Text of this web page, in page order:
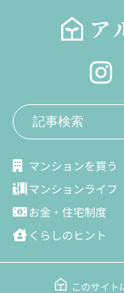
マンションを買う
マンションライフ
お金・住宅制度
くらしのヒント
このサイト